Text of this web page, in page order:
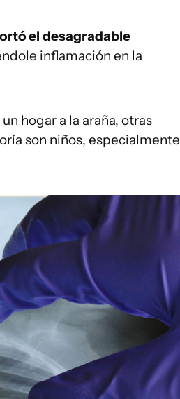
el desagradable
inflamación en la
hogar a la araña, otras
son niños, especialmente